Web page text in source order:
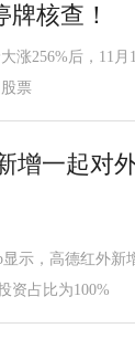
牌核查！
涨256%后，11
票
增一起对
示，高德红外
资占比为100%